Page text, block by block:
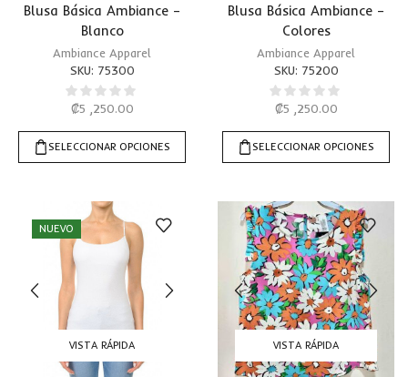
Blusa Básica Ambiance –
Blanco
Ambiance Apparel
SKU: 75300
₡5 ,250.00
SELECCIONAR OPCIONES
Blusa Básica Ambiance –
Colores
Ambiance Apparel
SKU: 75200
₡5 ,250.00
SELECCIONAR OPCIONES
NUEVO
VISTA RÁPIDA VISTA RÁPIDA